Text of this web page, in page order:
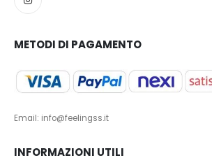
METODI DI PAGAMENTO
Email: info@feelingss.it
INFORMAZIONI UTILI